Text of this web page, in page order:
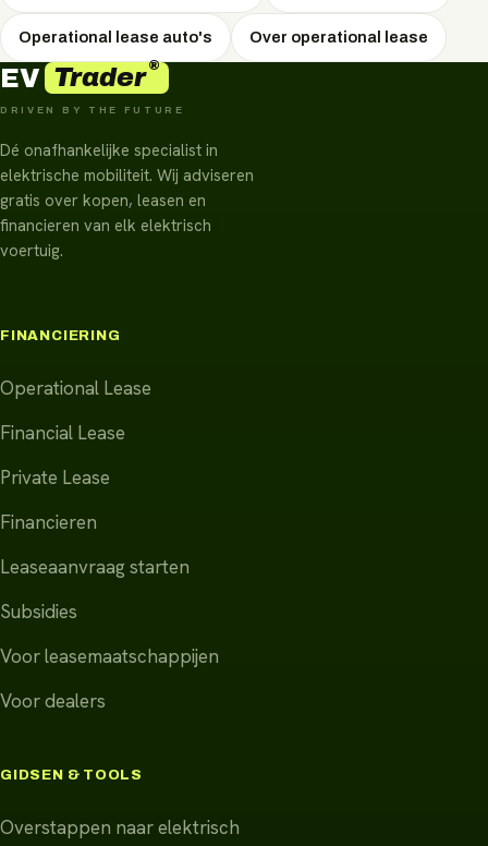
Operational lease auto's Over operational lease
EV Trader®
DRIVEN BY THE FUTURE
Dé onafhankelijke specialist in
elektrische mobiliteit. Wij adviseren
gratis over kopen, leasen en
financieren van elk elektrisch
voertuig.
FINANCIERING
Operational Lease
Financial Lease
Private Lease
Financieren
Leaseaanvraag starten
Subsidies
Voor leasemaatschappijen
Voor dealers
GIDSEN & TOOLS
Overstappen naar elektrisch